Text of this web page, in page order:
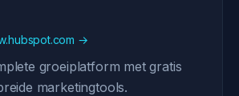
→
groeiplatform met gratis
marketingtools.